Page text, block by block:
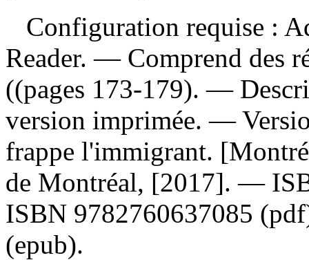
Configuration requise :
Reader. — Comprend des
((pages 173-179). —
version imprimée. —
frappe l'immigrant.
de Montréal, [2017]. —
ISBN 9782760637085
(epub).